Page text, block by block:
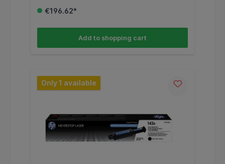
€196.62*
Add to shopping cart
Only 1 available